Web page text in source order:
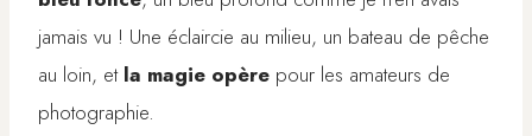
jamais vu ! Une éclaircie au milieu, un bateau de pêche
au loin, et la magie opère pour les amateurs de
photographie.